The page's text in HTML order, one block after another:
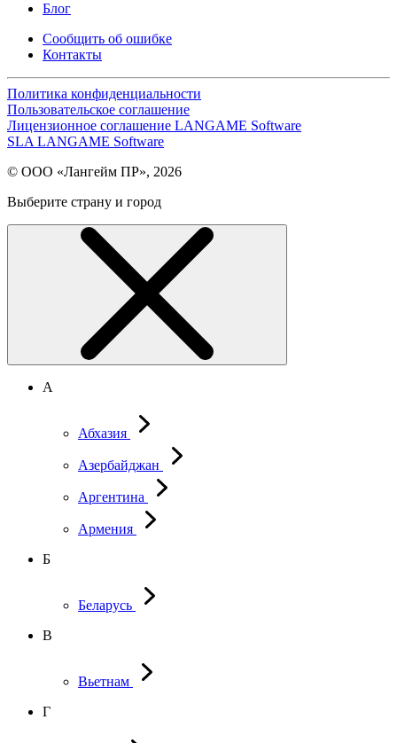
Блог
Сообщить об ошибке
Контакты
Политика конфиденциальности
Пользовательское соглашение
Лицензионное соглашение LANGAME Software
SLA LANGAME Software
© ООО «Лангейм ПР», 2026
Выберите страну и город
А
Абхазия
Азербайджан
Аргентина
Армения
Б
Беларусь
В
Вьетнам
Г